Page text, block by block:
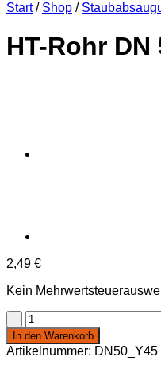
Start / Shop /
HT-Rohr DN
2,49 €
Kein
HT-
Rohr
DN
50
In den Warenkorb
Artikelnummer: DN50_Y45